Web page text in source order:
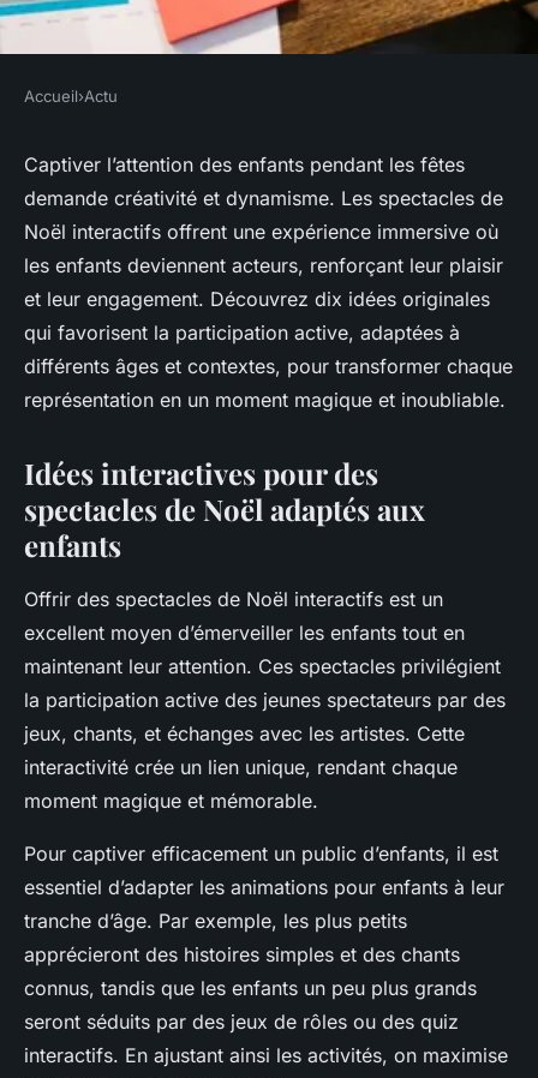
10 idées de spectacles de noël
interactifs pour captiver les
enfants
séverin •20 octobre 2025•13 min de lecture
Accueil›Actu
Captiver l’attention des enfants pendant les fêtes
demande créativité et dynamisme. Les spectacles de
Noël interactifs offrent une expérience immersive où
les enfants deviennent acteurs, renforçant leur plaisir
et leur engagement. Découvrez dix idées originales
qui favorisent la participation active, adaptées à
différents âges et contextes, pour transformer chaque
représentation en un moment magique et inoubliable.
Idées interactives pour des
spectacles de Noël adaptés aux
enfants
Offrir des spectacles de Noël interactifs est un
excellent moyen d’émerveiller les enfants tout en
maintenant leur attention. Ces spectacles privilégient
la participation active des jeunes spectateurs par des
jeux, chants, et échanges avec les artistes. Cette
interactivité crée un lien unique, rendant chaque
moment magique et mémorable.
Pour captiver efficacement un public d’enfants, il est
essentiel d’adapter les animations pour enfants à leur
tranche d’âge. Par exemple, les plus petits
apprécieront des histoires simples et des chants
connus, tandis que les enfants un peu plus grands
seront séduits par des jeux de rôles ou des quiz
interactifs. En ajustant ainsi les activités, on maximise